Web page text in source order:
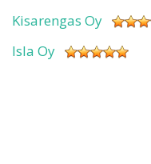
Kisarengas Oy
Isla Oy